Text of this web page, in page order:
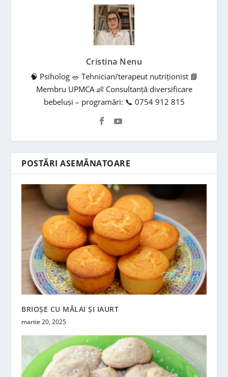
Cristina Nenu
🧠 Psiholog 🥗 Tehnician/terapeut nutriționist 📘
Membru UPMCA 👶 Consultanță diversificare
bebeluși – programări: 📞 0754 912 815
POSTĂRI ASEMĂNATOARE
BRIOȘE CU MĂLAI ȘI IAURT
martie 20, 2025